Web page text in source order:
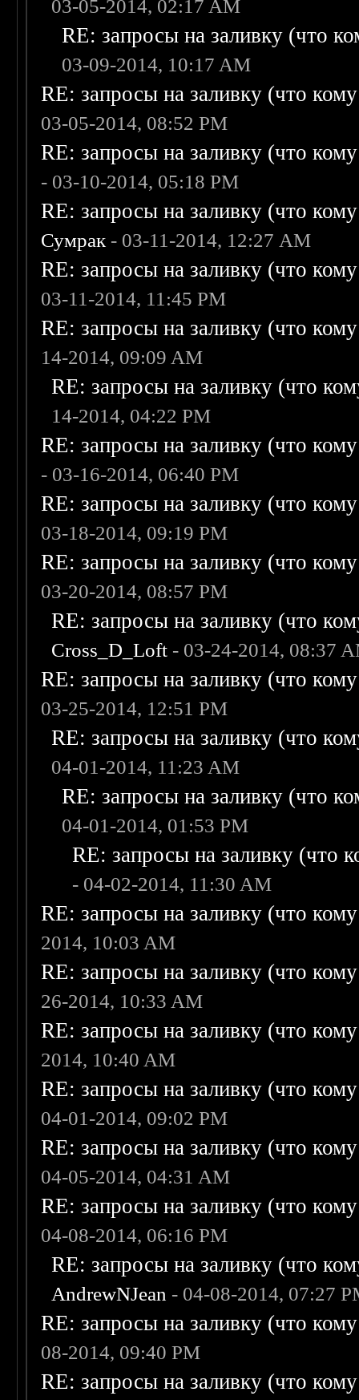
03-05-2014, 02:17 AM
RE: запросы на заливку (что
03-09-2014, 10:17 AM
RE: запросы на заливку (что
03-05-2014, 08:52 PM
RE: запросы на заливку (что
- 03-10-2014, 05:18 PM
RE: запросы на заливку (что
Сумрак - 03-11-2014, 12:27 AM
RE: запросы на заливку (что
03-11-2014, 11:45 PM
RE: запросы на заливку (что
14-2014, 09:09 AM
RE: запросы на заливку (что
14-2014, 04:22 PM
RE: запросы на заливку (что
- 03-16-2014, 06:40 PM
RE: запросы на заливку (что
03-18-2014, 09:19 PM
RE: запросы на заливку (что
03-20-2014, 08:57 PM
RE: запросы на заливку (что
Cross_D_Loft - 03-24-2014, 08:37
RE: запросы на заливку (что
03-25-2014, 12:51 PM
RE: запросы на заливку (что
04-01-2014, 11:23 AM
RE: запросы на заливку (что
04-01-2014, 01:53 PM
RE: запросы на заливку (что
- 04-02-2014, 11:30 AM
RE: запросы на заливку (что
2014, 10:03 AM
RE: запросы на заливку (что
26-2014, 10:33 AM
RE: запросы на заливку (что
2014, 10:40 AM
RE: запросы на заливку (что
04-01-2014, 09:02 PM
RE: запросы на заливку (что
04-05-2014, 04:31 AM
RE: запросы на заливку (что
04-08-2014, 06:16 PM
RE: запросы на заливку (что
AndrewNJean - 04-08-2014, 07:27
RE: запросы на заливку (что
08-2014, 09:40 PM
RE: запросы на заливку (что